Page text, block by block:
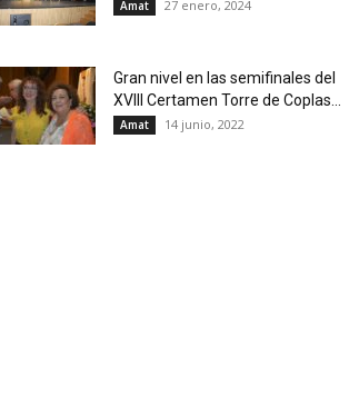
Amat 27 enero, 2024
Gran nivel en las semifinales del
XVIII Certamen Torre de Coplas...
Amat 14 junio, 2022